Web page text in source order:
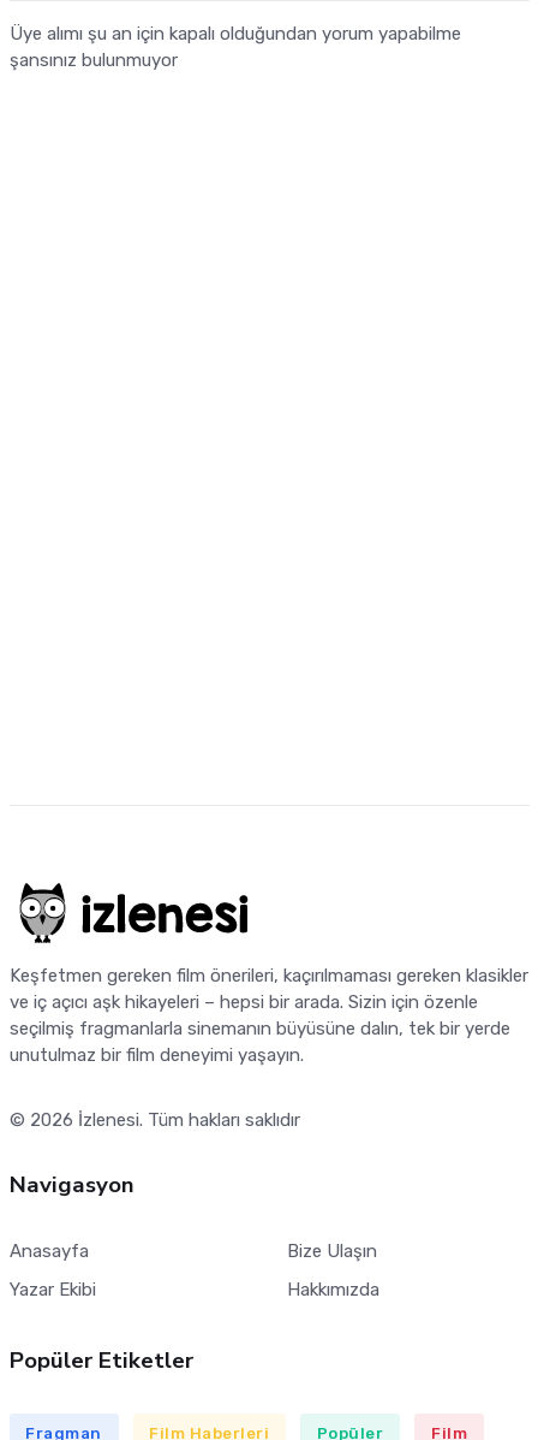
Üye alımı şu an için kapalı olduğundan yorum yapabilme
şansınız bulunmuyor
Keşfetmen gereken film önerileri, kaçırılmaması gereken klasikler
ve iç açıcı aşk hikayeleri – hepsi bir arada. Sizin için özenle
seçilmiş fragmanlarla sinemanın büyüsüne dalın, tek bir yerde
unutulmaz bir film deneyimi yaşayın.
© 2026 İzlenesi. Tüm hakları saklıdır
Navigasyon
Anasayfa
Yazar Ekibi
Bize Ulaşın
Hakkımızda
Popüler Etiketler
Fragman Film Haberleri Popüler Film